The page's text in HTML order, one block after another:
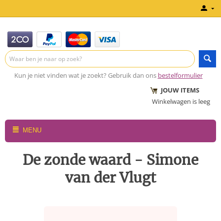
Kun je niet vinden wat je zoekt? Gebruik dan ons bestelformulier
JOUW ITEMS
Winkelwagen is leeg
MENU
De zonde waard - Simone
van der Vlugt